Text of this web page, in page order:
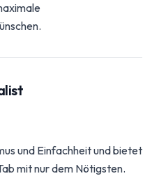
und Einfachheit und bietet
mit nur dem Nötigsten.